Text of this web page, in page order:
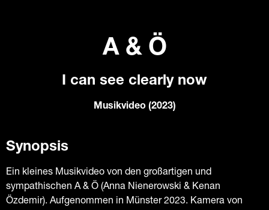
A & Ö
I can see clearly now
Musikvideo (2023)
Synopsis
Ein kleines Musikvideo von den großartigen und
sympathischen A & Ö (Anna Nienerowski & Kenan
Özdemir). Aufgenommen in Münster 2023. Kamera von